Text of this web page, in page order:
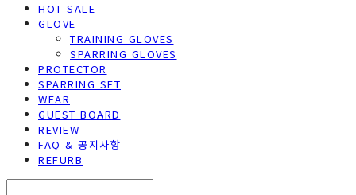
HOT SALE
GLOVE
TRAINING GLOVES
SPARRING GLOVES
PROTECTOR
SPARRING SET
WEAR
GUEST BOARD
REVIEW
FAQ & 공지사항
REFURB